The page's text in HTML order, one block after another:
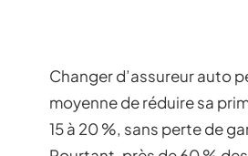
Changer d’assureur auto
moyenne de réduire sa
15 à 20 %, sans perte de